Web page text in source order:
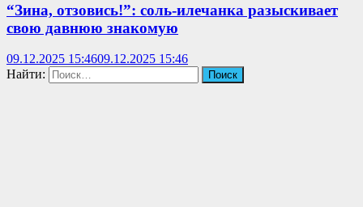
“Зина, отзовись!”: соль-илечанка разыскивает
свою давнюю знакомую
09.12.2025 15:4609.12.2025 15:46
Найти: